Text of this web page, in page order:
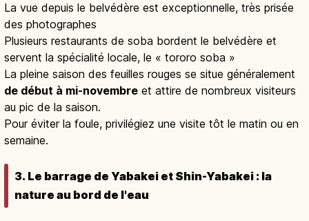
La vue depuis le belvédère est exceptionnelle, très prisée
des photographes
Plusieurs restaurants de soba bordent le belvédère et
servent la spécialité locale, le « tororo soba »
La pleine saison des feuilles rouges se situe généralement
de début à mi-novembre et attire de nombreux visiteurs
au pic de la saison.
Pour éviter la foule, privilégiez une visite tôt le matin ou en
semaine.
3. Le barrage de Yabakei et Shin-Yabakei : la
nature au bord de l'eau